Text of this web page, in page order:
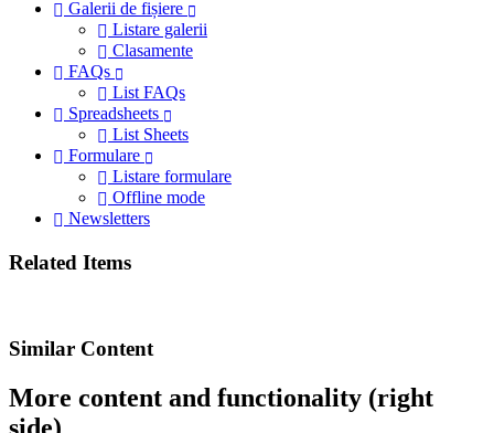
Galerii de fișiere
Listare galerii
Clasamente
FAQs
List FAQs
Spreadsheets
List Sheets
Formulare
Listare formulare
Offline mode
Newsletters
Related Items
Similar Content
More content and functionality (right
side)